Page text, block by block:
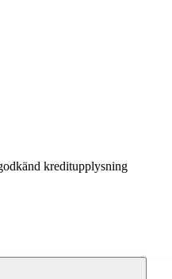
kreditupplysning